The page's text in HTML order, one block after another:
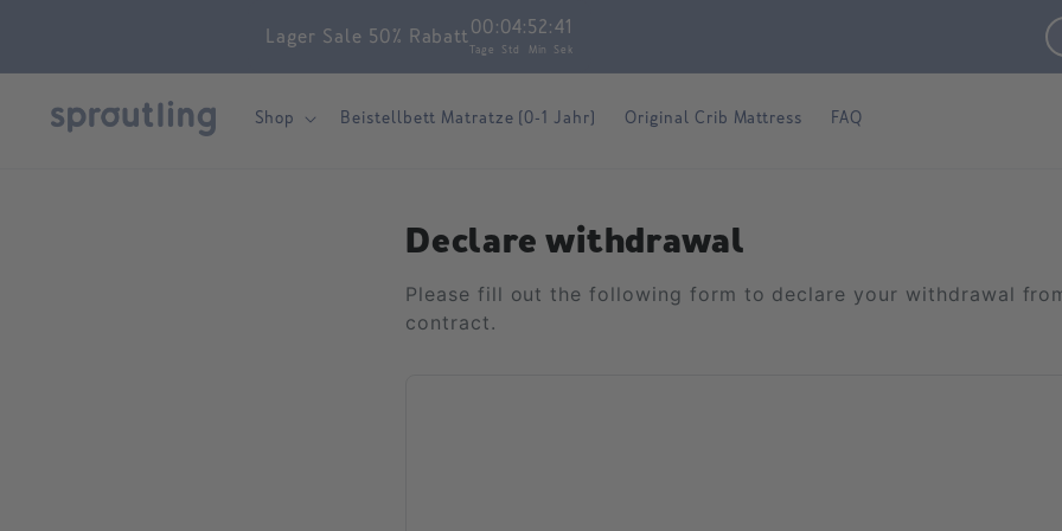
Lager Sale 50% Rabatt00
Tage
:04
Std
:52
Min
:41
Sek
Shop Beistellbett Matratze (0-1 Jahr) Original Crib Mattress FAQ
Declare withdrawal
Please fill out the following form to declare your withdrawal
contract.